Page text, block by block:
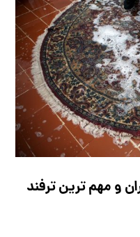
و مهم ترین ترفند